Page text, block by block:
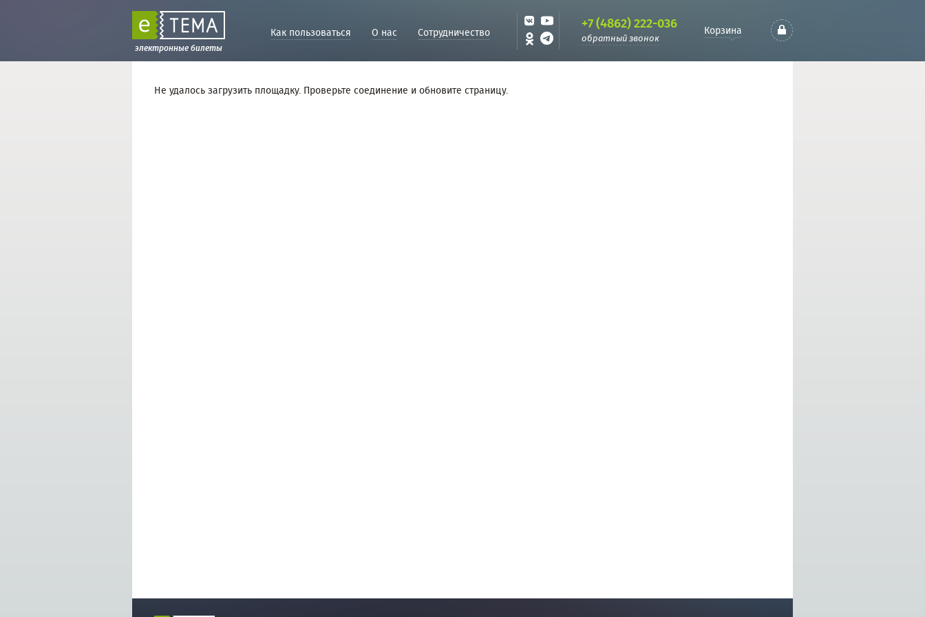
электронные билеты
Как пользоваться О нас Сотрудничество +7 (4862) 222-036
обратный звонок
Корзина
Не удалось загрузить площадку. Проверьте соединение и обновите страницу.